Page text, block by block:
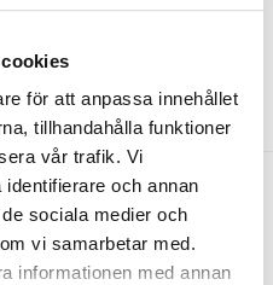
för att anpassa innehållet
tillhandahålla funktioner
vår trafik. Vi
och annan
sociala medier och
vi samarbetar med.
informationen med annan
4470 kr 3576 kr
även